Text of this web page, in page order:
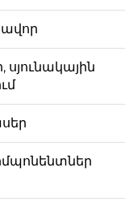
սյունակային